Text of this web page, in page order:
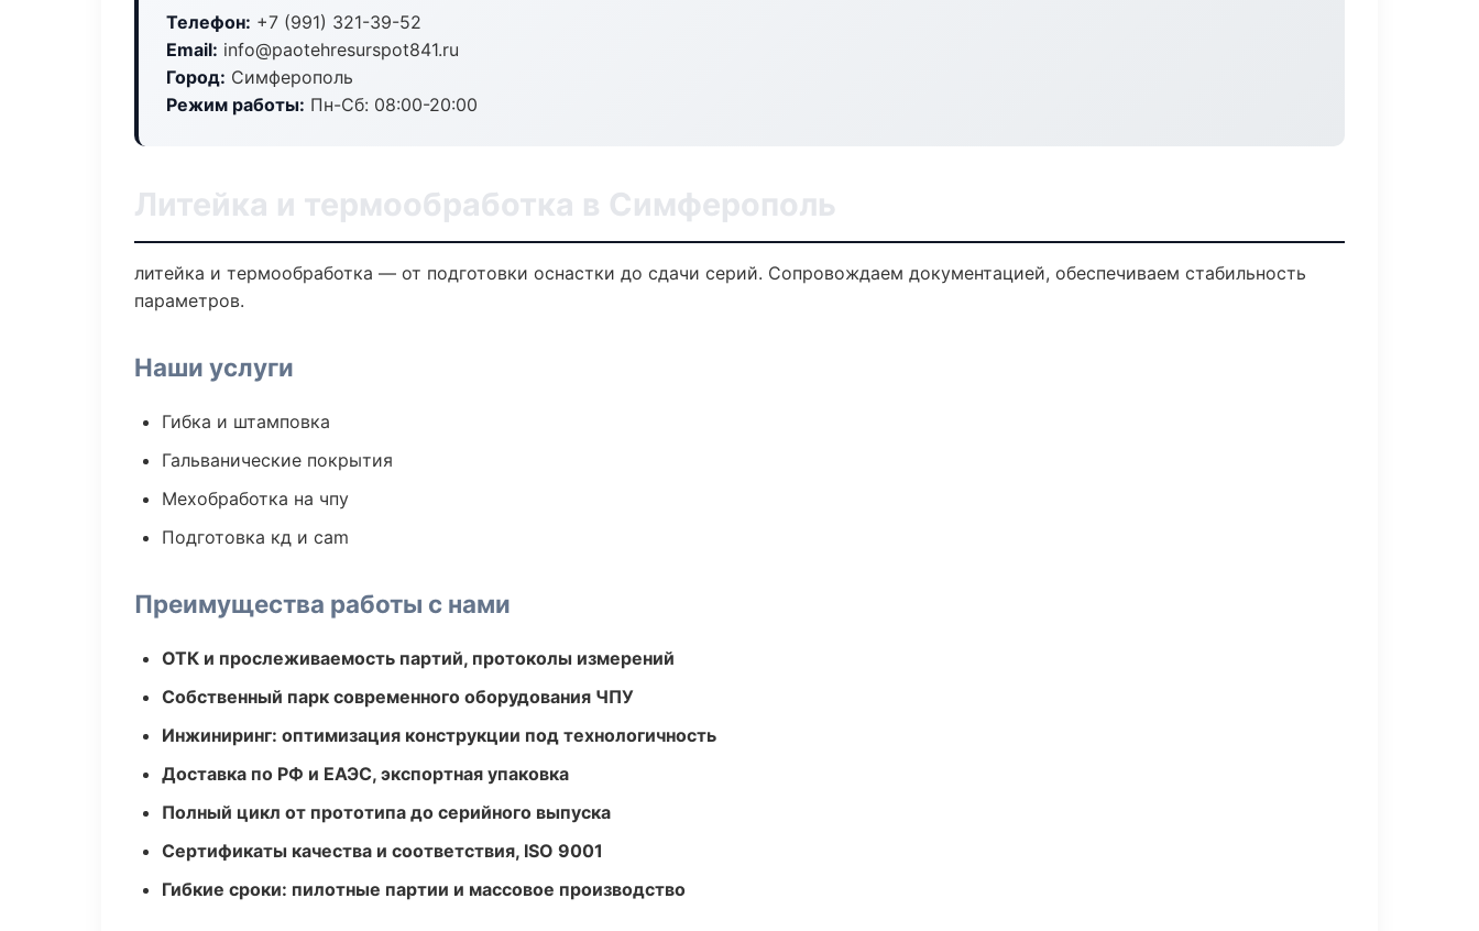
Телефон: +7 (991) 321-39-52
Email: info@paotehresurspot841.ru
Город: Симферополь
Режим работы: Пн-Сб: 08:00-20:00
Литейка и термообработка в Симферополь
литейка и термообработка — от подготовки оснастки до сдачи серий. Сопровождаем документацией, обеспечиваем стабильность
параметров.
Наши услуги
Гибка и штамповка
Гальванические покрытия
Мехобработка на чпу
Подготовка кд и cam
Преимущества работы с нами
ОТК и прослеживаемость партий, протоколы измерений
Собственный парк современного оборудования ЧПУ
Инжиниринг: оптимизация конструкции под технологичность
Доставка по РФ и ЕАЭС, экспортная упаковка
Полный цикл от прототипа до серийного выпуска
Сертификаты качества и соответствия, ISO 9001
Гибкие сроки: пилотные партии и массовое производство